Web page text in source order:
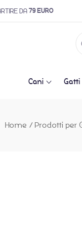
DA79 EURO
Cani Gatti
Home / Prodotti per